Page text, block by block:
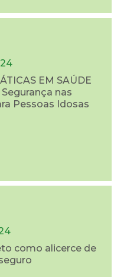
EM SAÚDE
nas
Pessoas Idosas
como alicerce de